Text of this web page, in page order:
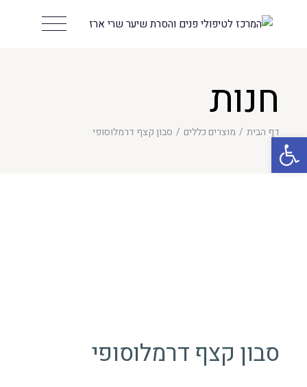
חנות
דף הבית מוצרים כללים סבון קצף דרמלוסופי
סבון קצף דרמלוסופי
פתח סרגל נגישות